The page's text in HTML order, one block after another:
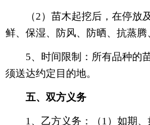
（2）苗木起挖后，在停放
鲜、保湿、防风、防晒、抗蒸腾
5、时间限制：所有品种的
须送达约定目的地。
五、双方义务
1、乙方义务：（1）如期